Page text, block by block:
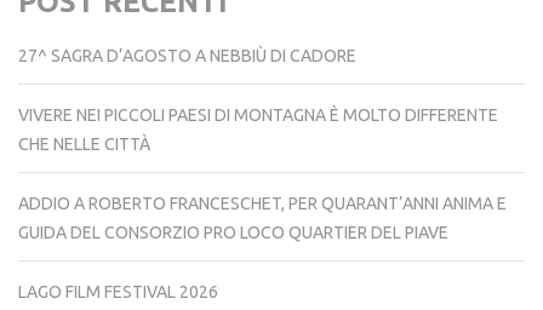
27^ SAGRA D’AGOSTO A NEBBIÙ DI CADORE
VIVERE NEI PICCOLI PAESI DI MONTAGNA È MOLTO DIFFERENTE
CHE NELLE CITTÀ
ADDIO A ROBERTO FRANCESCHET, PER QUARANT’ANNI ANIMA E
GUIDA DEL CONSORZIO PRO LOCO QUARTIER DEL PIAVE
LAGO FILM FESTIVAL 2026